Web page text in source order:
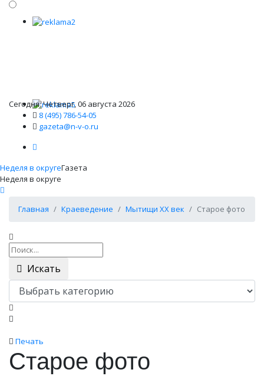
Сегодня: Четверг, 06 августа 2026
8 (495) 786-54-05
gazeta@n-v-o.ru
Неделя в округеГазета
Неделя в округе
Главная Краеведение Мытищи XX век Старое фото
Искать
Печать
Старое фото